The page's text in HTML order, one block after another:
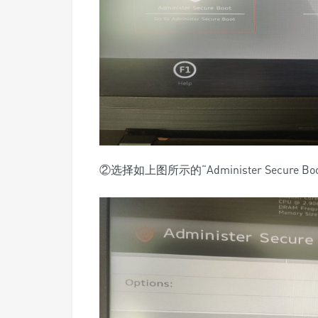
②选择如上图所示的“Administer Secure